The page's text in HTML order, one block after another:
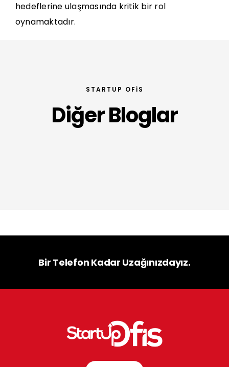
hedeflerine ulaşmasında kritik bir rol
oynamaktadır.
STARTUP OFIS
Diğer Bloglar
Bir Telefon Kadar Uzağınızdayız.